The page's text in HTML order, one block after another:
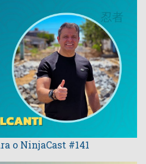
o NinjaCast #141